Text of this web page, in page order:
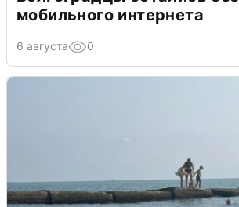
мобильного интернета
6 августа 0